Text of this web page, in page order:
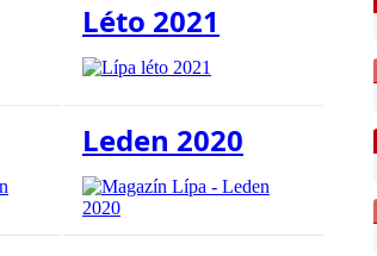
Léto 2021
Leden 2020